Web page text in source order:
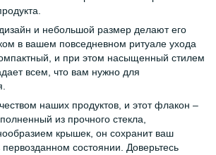
и небольшой размер делают его
в вашем повседневном ритуале ухода
и при этом насыщенный стилем
всем, что вам нужно для
наших продуктов, и этот флакон –
из прочного стекла,
крышек, он сохранит ваш
состоянии. Доверьтесь